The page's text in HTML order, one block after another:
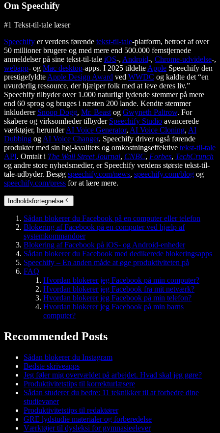
Om Speechify
#1 Tekst-til-tale læser
Speechify er verdens førende tekst-til-tale-platform, betroet af over
50 millioner brugere og med mere end 500.000 femstjernede
anmeldelser på sine tekst-til-tale iOS-, Android-, Chrome-udvidelse-,
webapp- og Mac desktop-apps. I 2025 tildelte Apple Speechify den
prestigefyldte Apple Design Award ved WWDC og kaldte det “en
uvurderlig ressource, der hjælper folk med at leve deres liv.”
Speechify tilbyder over 1.000 naturligt lydende stemmer på mere
end 60 sprog og bruges i næsten 200 lande. Kendte stemmer
inkluderer Snoop Dogg, Mr. Beast og Gwyneth Paltrow. For
skabere og virksomheder tilbyder Speechify Studio avancerede
værktøjer, herunderAI Voice Generator, AI Voice Cloning, AI
Dubbing og AI Voice Changer. Speechify driver også førende
produkter med sin høj-kvalitets og omkostningseffektive tekst-til-tale
API. Omtalt i The Wall Street Journal, CNBC, Forbes, TechCrunch
og andre store nyhedsmedier, er Speechify verdens største tekst-til-
tale-udbyder. Besøg speechify.com/news, speechify.com/blog og
speechify.com/press for at lære mere.
Indholdsfortegnelse
Sådan blokerer du Facebook på en computer eller telefon
Blokering af Facebook på en computer ved hjælp af
systemkommandoer
Blokering af Facebook på iOS- og Android-enheder
Sådan blokerer du Facebook med dedikerede blokeringsapps
Speechify – En anden måde at øge produktiviteten på
FAQ
Hvordan blokerer jeg Facebook på min computer?
Hvordan blokerer jeg Facebook fra mit netværk?
Hvordan blokerer jeg Facebook på min telefon?
Hvordan blokerer jeg Facebook på min barns
computer?
Recommended Posts
Sådan blokerer du Instagram
Bedste skriveapps
Jeg føler mig overvældet på arbejdet. Hvad skal jeg gøre?
Produktivitetstips til korrekturlæsere
Sådan studerer du bedre: 11 teknikker til at forbedre dine
studievaner
Produktivitetstips til redaktører
GRE lydstudie materialer og forberedelse
Værktøjer til dysleksi for gymnasieelever